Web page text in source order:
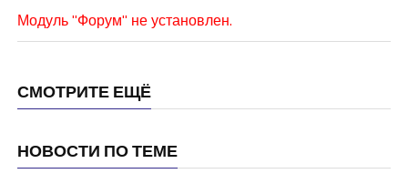
Модуль "Форум" не установлен.
СМОТРИТЕ ЕЩЁ
НОВОСТИ ПО ТЕМЕ